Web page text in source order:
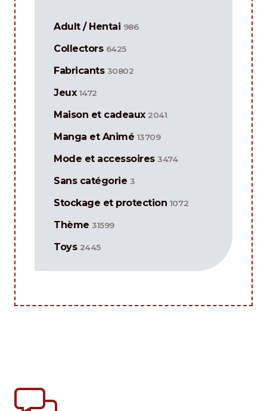
Adult / Hentai 986
Collectors 6425
Fabricants 30802
Jeux 1472
Maison et cadeaux 2041
Manga et Animé 13709
Mode et accessoires 3474
Sans catégorie 3
Stockage et protection 1072
Thème 31599
Toys 2445